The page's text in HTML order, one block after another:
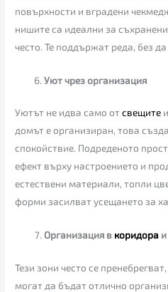
повърхности и вградени
нишите са идеални за
често. Те поддържат реда, без
Уют чрез организация
Уютът не идва само отсвещите
домът е организиран, това
спокойствие. Подреденото
ефект върху настроението и
естествени материали, топли
форми засилват усещането за
Организация в коридора и
Тези зони често се
могат да бъдат отлично